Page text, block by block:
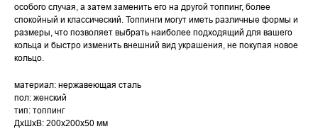
особого случая, а затем заменить его на другой топпинг, более
спокойный и классический. Топпинги могут иметь различные формы и
размеры, что позволяет выбрать наиболее подходящий для вашего
кольца и быстро изменить внешний вид украшения, не покупая новое
кольцо.
материал: нержавеющая сталь
пол: женский
тип: топпинг
ДxШxВ: 200x200x50 мм